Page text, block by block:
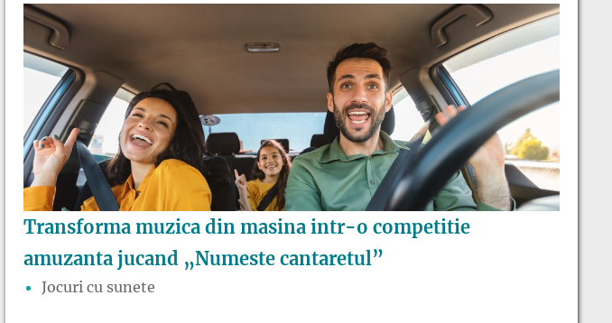
Transforma muzica din masina intr-o competitie
amuzanta jucand „Numeste cantaretul”
Jocuri cu sunete